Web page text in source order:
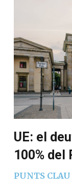
UE: el
100% del
PUNTS